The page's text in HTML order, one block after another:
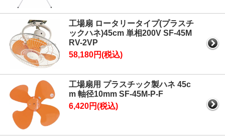
工場扇 ロータリータイプ(プラスチ
ックハネ)45cm 単相200V SF-45M
RV-2VP
58,180円(税込)
工場扇用 プラスチック製ハネ 45c
m 軸径10mm SF-45M-P-F
6,420円(税込)